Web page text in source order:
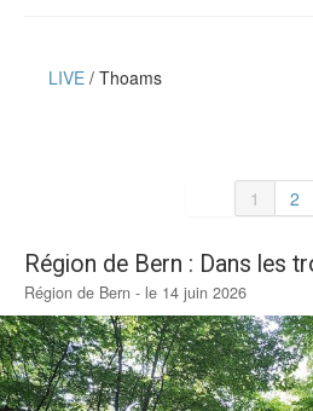
LIVE Thoams
1 2
Région de Bern : Dans les
Région de Bern - le 14 juin 2026